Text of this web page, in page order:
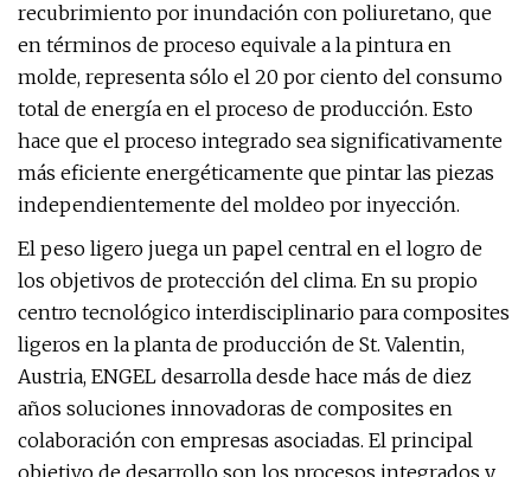
recubrimiento por inundación con poliuretano, que
en términos de proceso equivale a la pintura en
molde, representa sólo el 20 por ciento del consumo
total de energía en el proceso de producción. Esto
hace que el proceso integrado sea significativamente
más eficiente energéticamente que pintar las piezas
independientemente del moldeo por inyección.
El peso ligero juega un papel central en el logro de
los objetivos de protección del clima. En su propio
centro tecnológico interdisciplinario para composites
ligeros en la planta de producción de St. Valentin,
Austria, ENGEL desarrolla desde hace más de diez
años soluciones innovadoras de composites en
colaboración con empresas asociadas. El principal
objetivo de desarrollo son los procesos integrados y